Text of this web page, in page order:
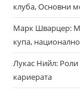
клуба, Основни
Марк Шварцер:
купа,
Лукас Нийл: Роли
кариерата